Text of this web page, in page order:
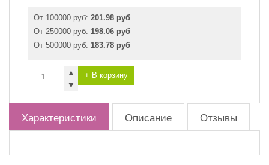
От 100000 руб: 201.98 руб
От 250000 руб: 198.06 руб
От 500000 руб: 183.78 руб
▲
▼
+ В корзину
Характеристики Описание Отзывы